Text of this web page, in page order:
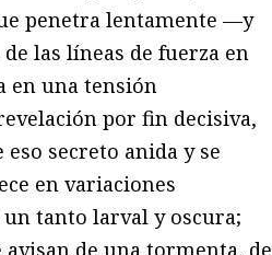
penetra lentamente —y
las líneas de fuerza en
en una tensión
por fin decisiva,
secreto anida y se
en variaciones
tanto larval y oscura;
de una tormenta, de